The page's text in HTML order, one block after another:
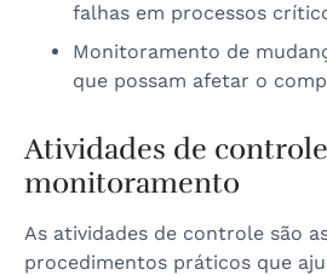
falhas em processos
Monitoramento de
que possam afetar o
Atividades de
monitoramento
As atividades de controle são
procedimentos práticos que